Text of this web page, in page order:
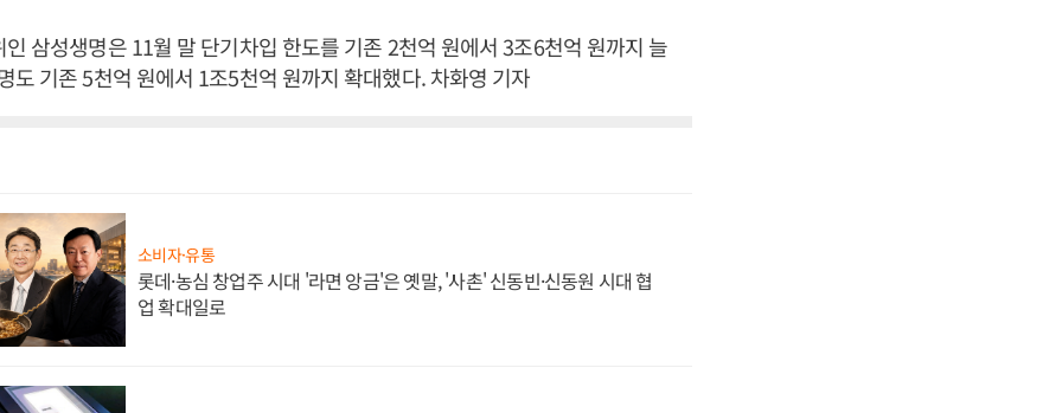
삼성생명은 11월 말 단기차입 한도를 기존 2천억 원에서 3조6천억 원까지 늘
도 기존 5천억 원에서 1조5천억 원까지 확대했다. 차화영 기자
소비자·유통
롯데·농심 창업주 시대 '라면 앙금'은 옛말, '사촌' 신동빈·신동원 시대 협
업 확대일로